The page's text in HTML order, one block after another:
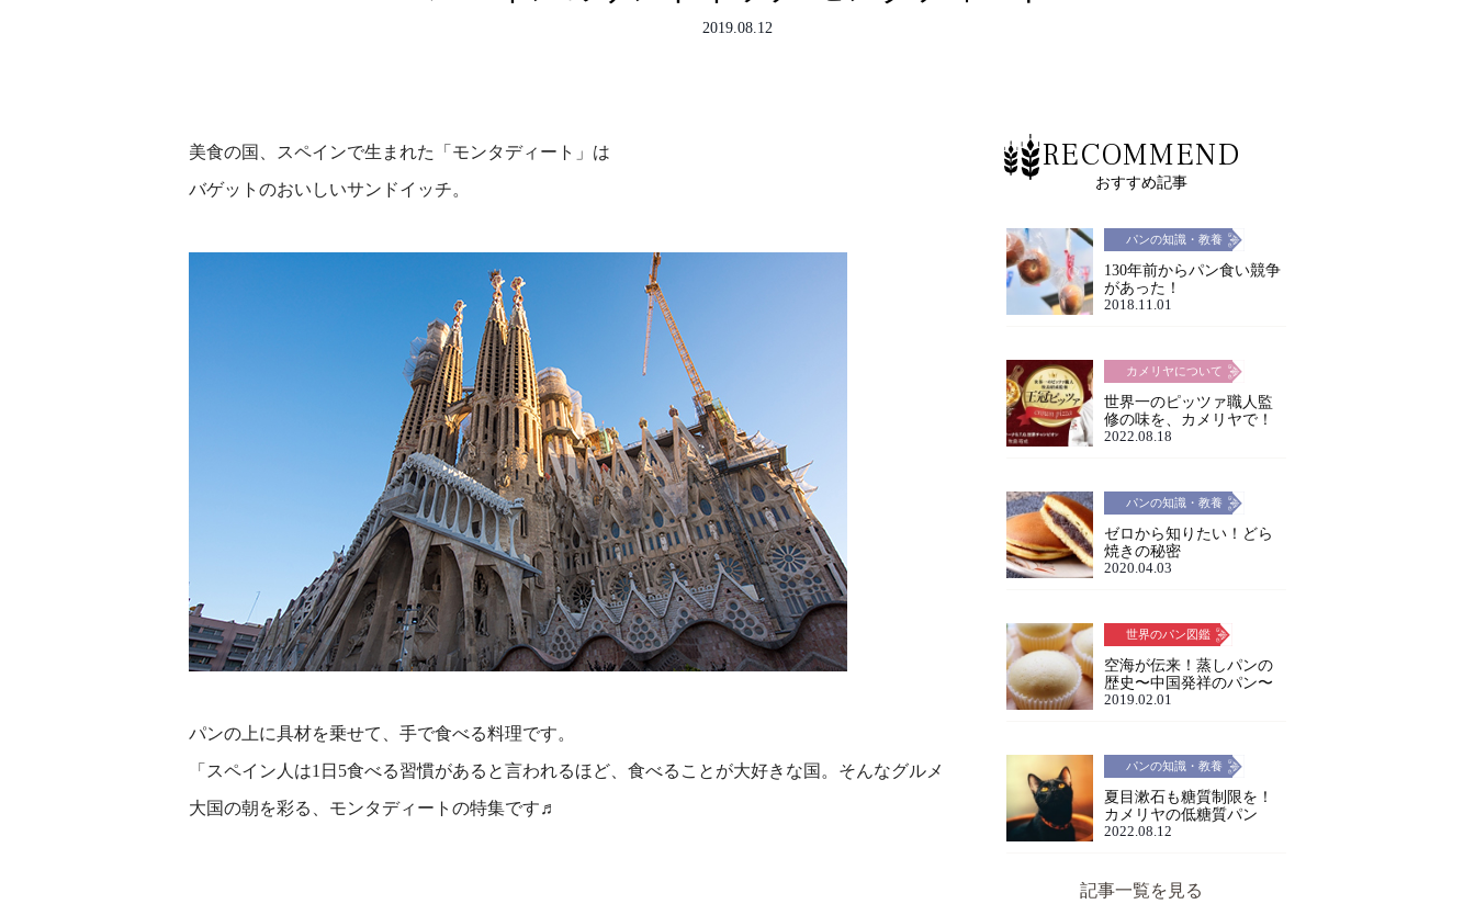
2019.08.12
美食の国、スペインで生まれた「モンタディート」は
バゲットのおいしいサンドイッチ。
パンの上に具材を乗せて、手で食べる料理です。
「スペイン人は1日5食べる習慣があると言われるほど、食べることが大好きな国。そんなグルメ
大国の朝を彩る、モンタディートの特集です♬
RECOMMEND
おすすめ記事
パンの知識・教養
130年前からパン食い競争
があった！
2018.11.01
カメリヤについて
世界一のピッツァ職人監
修の味を、カメリヤで！
2022.08.18
パンの知識・教養
ゼロから知りたい！どら
焼きの秘密
2020.04.03
世界のパン図鑑
空海が伝来！蒸しパンの
歴史〜中国発祥のパン〜
2019.02.01
パンの知識・教養
夏目漱石も糖質制限を！
カメリヤの低糖質パン
2022.08.12
記事一覧を見る